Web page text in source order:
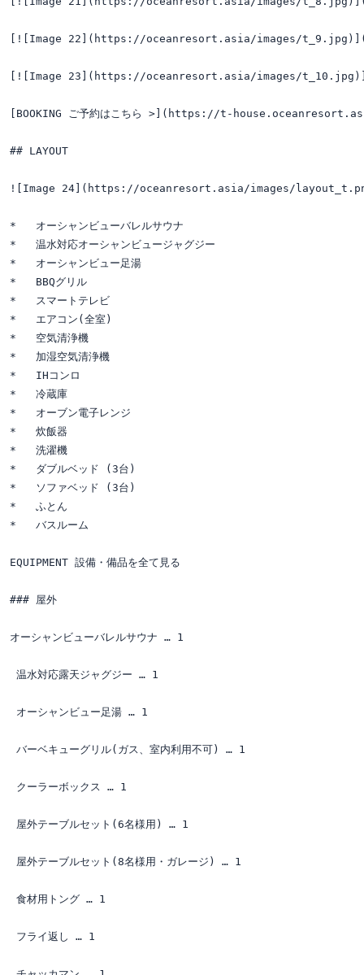
[![Image 22](https://oceanresort.asia/images/
[![Image 23](https://oceanresort.asia/images/
[BOOKING ご予約はこちら >](https://t-
## LAYOUT
![Image 24](https://oceanresort.asia/images/
*   オーシャンビューバレルサウナ
*   温水対応オーシャンビュージャグジー
*   オーシャンビュー足湯
*   BBQグリル
*   スマートテレビ
*   エアコン(全室)
*   空気清浄機
*   加湿空気清浄機
*   IHコンロ
*   冷蔵庫
*   オーブン電子レンジ
*   炊飯器
*   洗濯機
*   ダブルベッド (3台)
*   ソファベッド (3台)
*   ふとん
*   バスルーム
EQUIPMENT 設備・備品を全て見る
### 屋外
オーシャンビューバレルサウナ … 1
温水対応露天ジャグジー … 1
オーシャンビュー足湯 … 1
バーベキューグリル(ガス、室内利用不可) … 1
クーラーボックス … 1
屋外テーブルセット(6名様用) … 1
屋外テーブルセット(8名様用・ガレージ) … 1
食材用トング … 1
フライ返し … 1